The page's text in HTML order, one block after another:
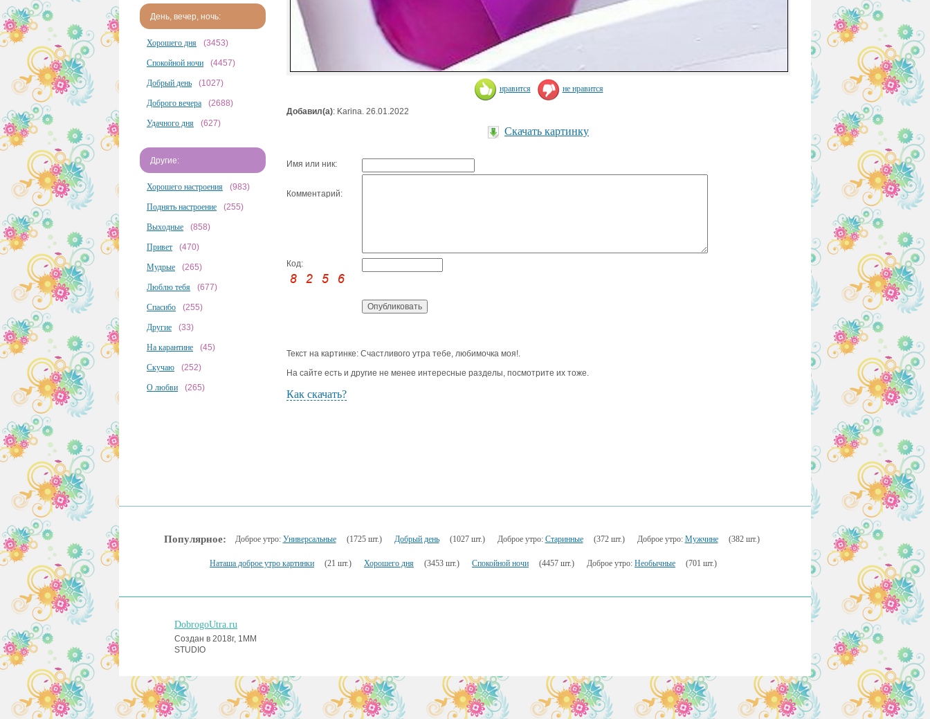
День, вечер, ночь:
Хорошего дня (3453)
Спокойной ночи (4457)
Добрый день (1027)
Доброго вечера (2688)
Удачного дня (627)
Другие:
Хорошего настроения (983)
Поднять настроение (255)
Выходные (858)
Привет (470)
Мудрые (265)
Люблю тебя (677)
Спасибо (255)
Другие (33)
На карантине (45)
Скучаю (252)
О любви (265)
нравится не нравится
Добавил(а): Karina. 26.01.2022
Скачать картинку
Имя или ник:
Комментарий:
Код:
Текст на картинке: Счастливого утра тебе, любимочка моя!.
На сайте есть и другие не менее интересные разделы, посмотрите их тоже.
Как скачать?
Популярное: Доброе утро: Универсальные (1725 шт.) Добрый день (1027 шт.) Доброе утро: Старинные (372 шт.) Доброе утро: Мужчине (382 шт.)
Наташа доброе утро картинки (21 шт.) Хорошего дня (3453 шт.) Спокойной ночи (4457 шт.) Доброе утро: Необычные (701 шт.)
DobrogoUtra.ru
Создан в 2018г, 1MM
STUDIO